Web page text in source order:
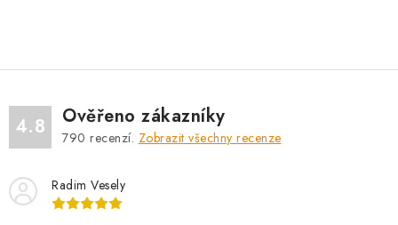
4.8 Ověřeno zákazníky
790 recenzí. Zobrazit všechny recenze
Radim Vesely